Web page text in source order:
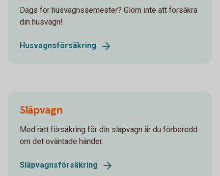
Dags för husvagnssemester? Glöm inte att försäkra
din husvagn!
Husvagnsförsäkring
Släpvagn
Med rätt försäkring för din släpvagn är du förberedd
om det oväntade händer.
Släpvagnsförsäkring